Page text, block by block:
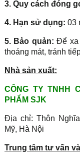
3. Quy cách đóng
4. Hạn sử dụng: 03
5. Bảo quản: Để xa
thoáng mát, tránh
Nhà sản xuất:
CÔNG TY TNHH
PHẨM SJK
Địa chỉ: Thôn
Mỹ, Hà Nội
Trung tâm tư vấn